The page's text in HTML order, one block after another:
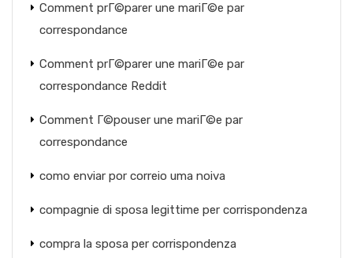
Comment prГ©parer une mariГ©e par
correspondance
Comment prГ©parer une mariГ©e par
correspondance Reddit
Comment Г©pouser une mariГ©e par
correspondance
como enviar por correio uma noiva
compagnie di sposa legittime per corrispondenza
compra la sposa per corrispondenza